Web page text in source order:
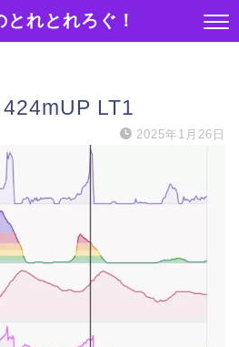
とれとれろぐ！
LT1
2025年1月26日